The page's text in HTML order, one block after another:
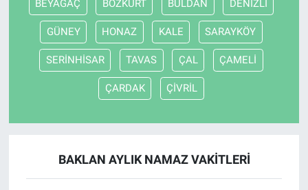
BEYAĞAÇ BOZKURT BULDAN DENİZLİ
GÜNEY HONAZ KALE SARAYKÖY
SERİNHİSAR TAVAS ÇAL ÇAMELİ
ÇARDAK ÇİVRİL
BAKLAN AYLIK NAMAZ VAKITLERI